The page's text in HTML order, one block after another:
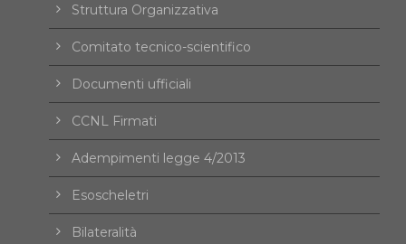
Struttura Organizzativa
Comitato tecnico-scientifico
Documenti ufficiali
CCNL Firmati
Adempimenti legge 4/2013
Esoscheletri
Bilateralità